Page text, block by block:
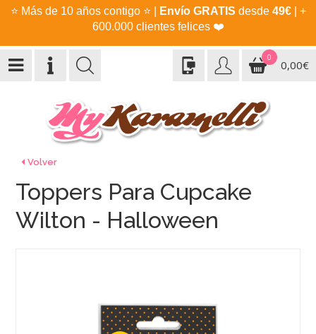
⭐ Más de 10 años contigo ⭐ Envío GRATIS desde 49€| +
600.000 clientes felices ❤️
0
0,00€
Volver
Toppers Para Cupcake
Wilton - Halloween